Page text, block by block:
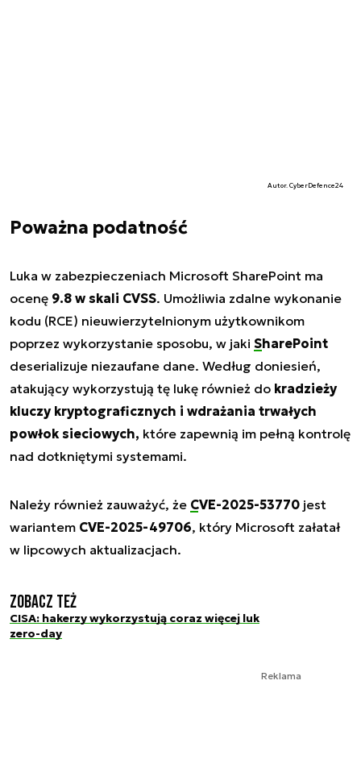
Autor. CyberDefence24
Poważna podatność
Luka w zabezpieczeniach Microsoft SharePoint ma
ocenę 9.8 w skali CVSS. Umożliwia zdalne wykonanie
kodu (RCE) nieuwierzytelnionym użytkownikom
poprzez wykorzystanie sposobu, w jaki SharePoint
deserializuje niezaufane dane. Według doniesień,
atakujący wykorzystują tę lukę również do kradzieży
kluczy kryptograficznych i wdrażania trwałych
powłok sieciowych, które zapewnią im pełną kontrolę
nad dotkniętymi systemami.
Należy również zauważyć, że CVE-2025-53770 jest
wariantem CVE-2025-49706, który Microsoft załatał
w lipcowych aktualizacjach.
Zobacz też
CISA: hakerzy wykorzystują coraz więcej luk
zero-day
Reklama